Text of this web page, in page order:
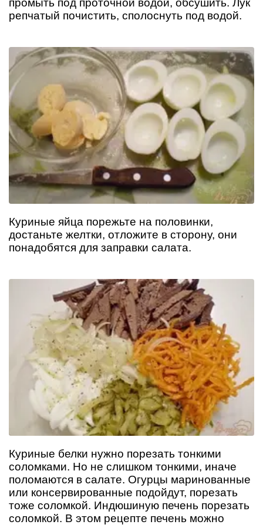
промыть под проточной водой, обсушить. Лук
репчатый почистить, сполоснуть под водой.
Куриные яйца порежьте на половинки,
достаньте желтки, отложите в сторону, они
понадобятся для заправки салата.
Куриные белки нужно порезать тонкими
соломками. Но не слишком тонкими, иначе
поломаются в салате. Огурцы маринованные
или консервированные подойдут, порезать
тоже соломкой. Индюшиную печень порезать
соломкой. В этом рецепте печень можно